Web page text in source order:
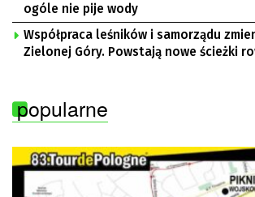
ogóle nie pije wody
Współpraca leśników i samorządu
Zielonej Góry. Powstają nowe ścieżki
popularne